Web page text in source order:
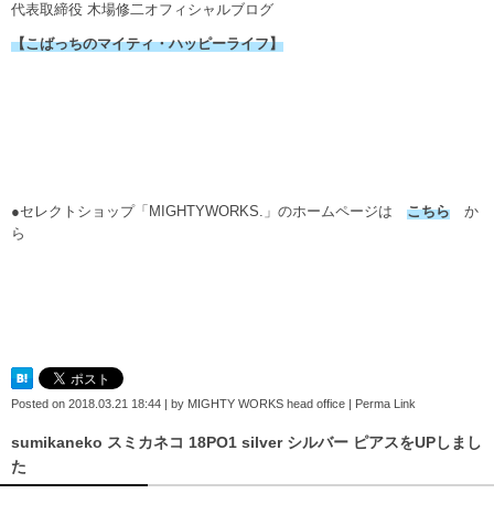
代表取締役 木場修二オフィシャルブログ
【こばっちのマイティ・ハッピーライフ】
●セレクトショップ「MIGHTYWORKS.」のホームページは こちら か
ら
Posted on 2018.03.21 18:44 | by MIGHTY WORKS head office | Perma Link
sumikaneko スミカネコ 18PO1 silver シルバー ピアスをUPしまし
た